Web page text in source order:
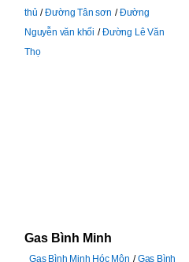
thủ
Đường Tân sơn
Đường
Nguyễn văn khối
Đường Lê Văn
Thọ
Gas Bình Minh
Gas Bình Minh Hóc Môn
Gas Bình